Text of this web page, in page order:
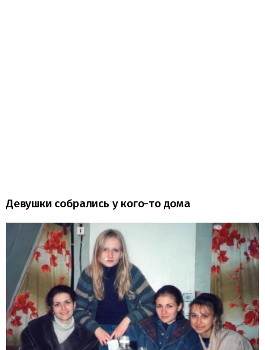
Девушки собрались у кого-то дома